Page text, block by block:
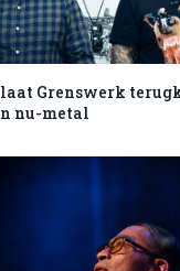
Grenswerk
nu-metal